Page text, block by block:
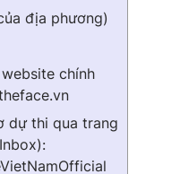
không có sự chấp
khi phát hành lại
địa phương)
chính
dự thi qua trang